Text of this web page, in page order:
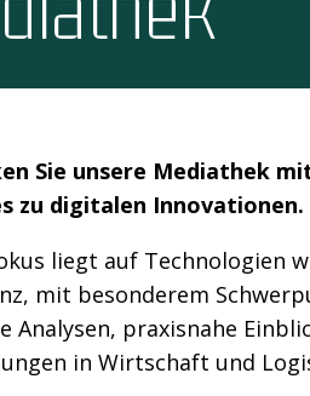
Sie unsere Mediathek
zu digitalen Innovationen.
liegt auf Technologien
mit besonderem
Analysen, praxisnahe
in Wirtschaft und